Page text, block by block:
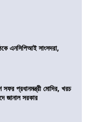
এনসিপিআই সাংসদরা,
প্রধানমন্ত্রী মোদির, খরচ
জানাল সরকার